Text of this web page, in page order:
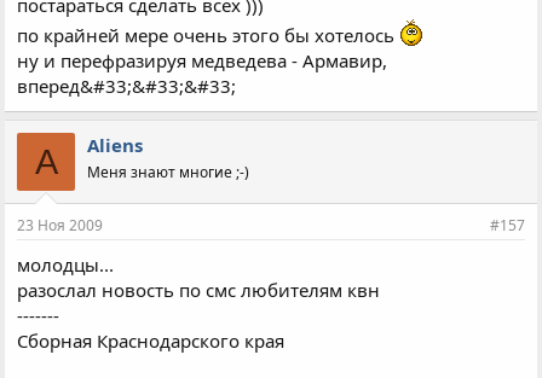
постараться сделать всех )))
по крайней мере очень этого бы хотелось
ну и перефразируя медведева - Армавир,
вперед&#33;&#33;&#33;
A Aliens
Меня знают многие ;-)
23 Ноя 2009 #157
молодцы...
разослал новость по смс любителям квн
-------
Сборная Краснодарского края